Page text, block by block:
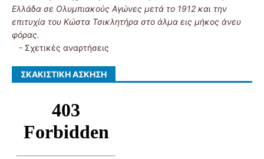
Ελλάδα σε Ολυμπιακούς Αγώνες μετά το 1912 και την
επιτυχία του Κώστα Τσικλητήρα στο άλμα εις μήκος άνευ
φόρας.
- Σχετικές αναρτήσεις
ΣΚΑΚΙΣΤΙΚΉ ΆΣΚΗΣΗ